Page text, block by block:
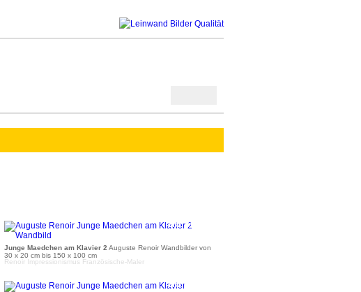
Junge Maedchen am Klavier 2 Auguste Renoir Wandbilder von
30 x 20 cm bis 150 x 100 cm
ab 36 €
Renoir Impressionismus Französische-Maler
ab 41 €